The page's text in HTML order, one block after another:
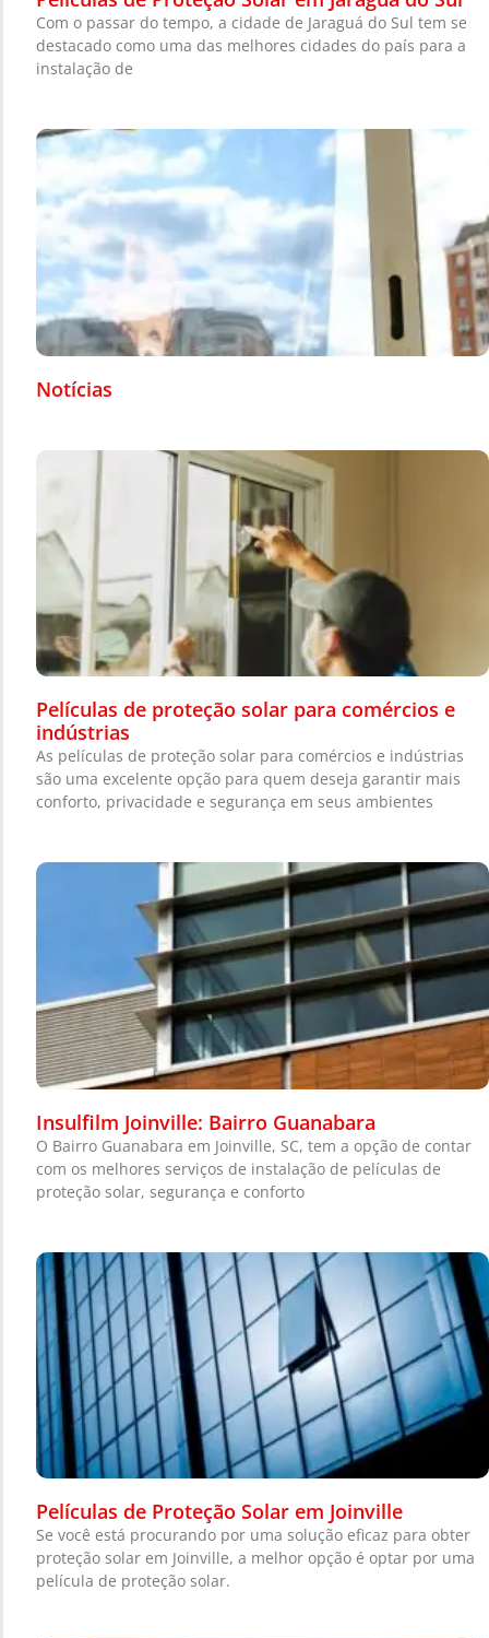
Com o passar do tempo, a cidade de Jaraguá do Sul tem se
destacado como uma das melhores cidades do país para a
instalação de
Notícias
Películas de proteção solar para comércios e
indústrias
As películas de proteção solar para comércios e indústrias
são uma excelente opção para quem deseja garantir mais
conforto, privacidade e segurança em seus ambientes
Insulfilm Joinville: Bairro Guanabara
O Bairro Guanabara em Joinville, SC, tem a opção de contar
com os melhores serviços de instalação de películas de
proteção solar, segurança e conforto
Películas de Proteção Solar em Joinville
Se você está procurando por uma solução eficaz para obter
proteção solar em Joinville, a melhor opção é optar por uma
película de proteção solar.